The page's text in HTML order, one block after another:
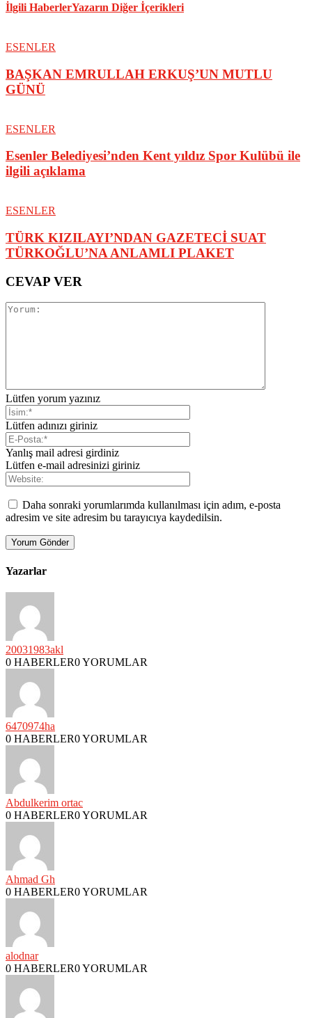
İlgili HaberlerYazarın Diğer İçerikleri
ESENLER
BAŞKAN EMRULLAH ERKUŞ’UN MUTLU
GÜNÜ
ESENLER
Esenler Belediyesi’nden Kent yıldız Spor Kulübü ile
ilgili açıklama
ESENLER
TÜRK KIZILAYI’NDAN GAZETECİ SUAT
TÜRKOĞLU’NA ANLAMLI PLAKET
CEVAP VER
Lütfen yorum yazınız
Lütfen adınızı giriniz
Yanlış mail adresi girdiniz
Lütfen e-mail adresinizi giriniz
Daha sonraki yorumlarımda kullanılması için adım, e-posta
adresim ve site adresim bu tarayıcıya kaydedilsin.
Yazarlar
20031983akl
0 HABERLER0 YORUMLAR
6470974ha
0 HABERLER0 YORUMLAR
Abdulkerim ortac
0 HABERLER0 YORUMLAR
Ahmad Gh
0 HABERLER0 YORUMLAR
alodnar
0 HABERLER0 YORUMLAR